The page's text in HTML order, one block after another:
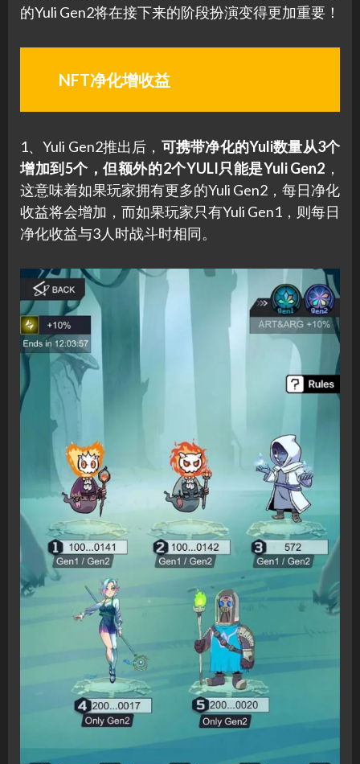
的Yuli Gen2将在接下来的阶段扮演变得更加重要！
NFT净化增收益
1、Yuli Gen2推出后， 可携带净化的Yuli数量从3个
增加到5个，但额外的2个YULI只能是Yuli Gen2 ，
这意味着如果玩家拥有更多的Yuli Gen2，每日净化
收益将会增加，而如果玩家只有Yuli Gen1，则每日
净化收益与3人时战斗时相同。